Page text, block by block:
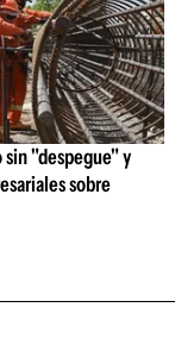
"despegue" y
sobre